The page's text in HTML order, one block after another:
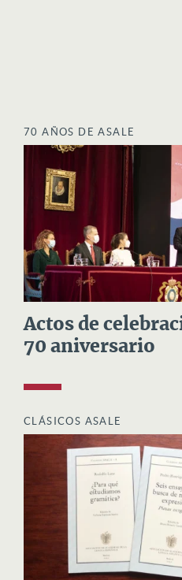
70 AÑOS DE ASALE
Actos de
70 aniversario
CLÁSICOS ASALE